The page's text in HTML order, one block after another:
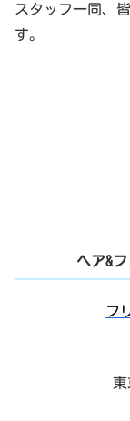
スタッフ一同、
す。
ヘア&
フ
東